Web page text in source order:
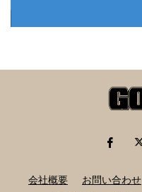
会社概要 お問い合わせ